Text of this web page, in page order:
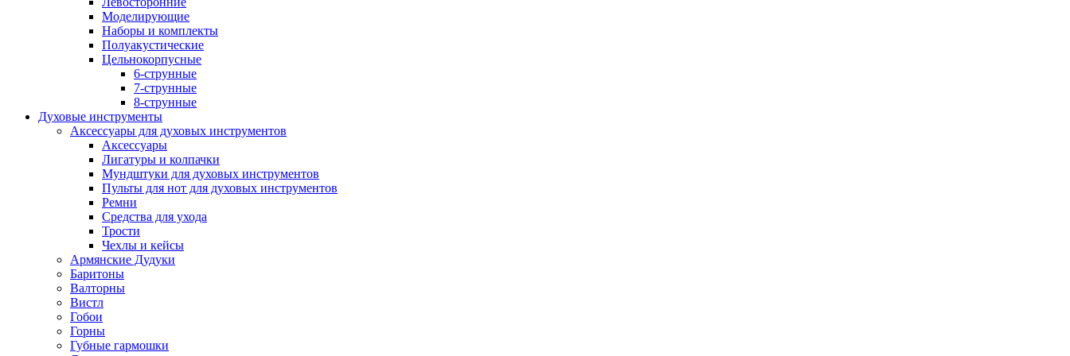
Моделирующие
Наборы и комплекты
Полуакустические
Цельнокорпусные
6-струнные
7-струнные
8-струнные
Духовые инструменты
Аксессуары для духовых инструментов
Аксессуары
Лигатуры и колпачки
Мундштуки для духовых инструментов
Пульты для нот для духовых инструментов
Ремни
Средства для ухода
Трости
Чехлы и кейсы
Армянские Дудуки
Баритоны
Валторны
Вистл
Гобои
Горны
Губные гармошки